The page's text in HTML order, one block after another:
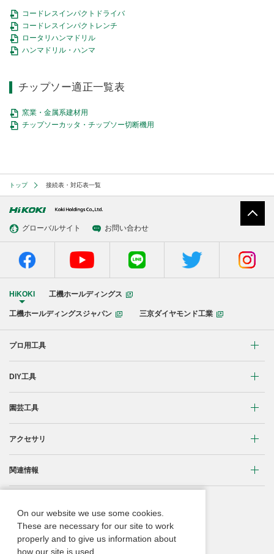
その他(コードレス)
蓄電池・充電器(コードレス)
研磨
集じん
切断・圧着
その他
高圧洗浄機
背負式電源
水中ポンプ
その他
修理受付
保証登録
エンジン工具・安全上のご注意
リチウムイオン電池互換一覧
保証対象製品
コードレスインパクトドライバ
コードレスインパクトレンチ
ロータリハンマドリル
ハンマドリル・ハンマ
チップソー適正一覧表
窯業・金属系建材用
チップソーカッタ・チップソー切断機用
トップ 接続表・対応表一覧
グローバルサイト お問い合わせ
HiKOKI 工機ホールディングス
工機ホールディングスジャパン 三京ダイヤモンド工業
プロ用工具
リチウムイオンコードレス製品
ブラシレスモーター搭載製品
研削
研磨
ブロワ
クリーナー・集じん
DIY工具
穴あけ・締付け
清掃・吹き飛ばし
園芸工具
植木バリカン
芝刈機
刈払機・草刈機
チェンソー
アクセサリ
締付け・穴あけ・ハツリ用
集じん・エアダスタ用
切断・曲げ・圧着用
関連情報
振動3軸合成値について
ACブラシレスモーター
取扱説明書
Webカタログ
On our website we use some cookies.
These are necessary for our site to work
properly and to give us information about
how our site is used.